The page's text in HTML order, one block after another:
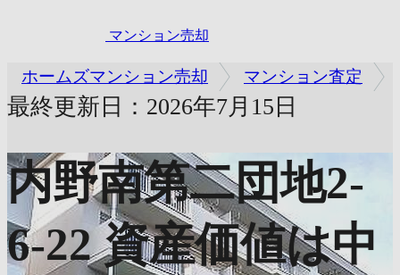
マンション売却
ホームズマンション売却 マンション査定
最終更新日：2026年7月15日
内野南第二団地2-
6-22 資産価値は中